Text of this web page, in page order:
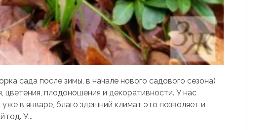
сада после зимы, в начале нового садового сезона)
цветения, плодоношения и декоративности. У нас
уже в январе, благо здешний климат это позволяет и
год. У...